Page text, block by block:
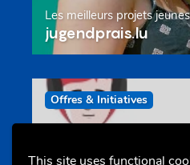
This site uses functional
Les meilleurs projets
jugendprais.lu
Offres & Initiatives